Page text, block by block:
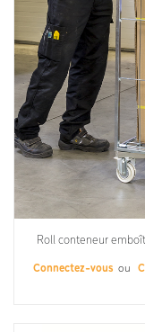
Roll conteneur
Connectez-vous ou